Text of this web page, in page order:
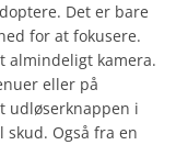
Det er bare
for at fokusere.
almindeligt kamera.
eller på
udløserknappen i
Også fra en